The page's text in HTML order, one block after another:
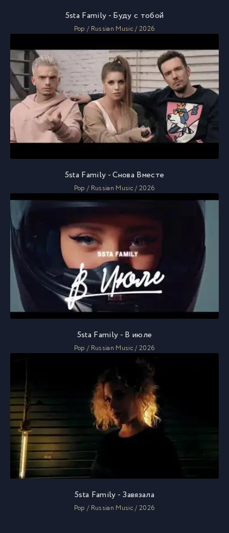
5sta Family - Буду с тобой
Pop / Russian Music / 2026
5sta Family - Снова Вместе
Pop / Russian Music / 2026
5sta Family - В июле
Pop / Russian Music / 2026
5sta Family - Завязала
Pop / Russian Music / 2026